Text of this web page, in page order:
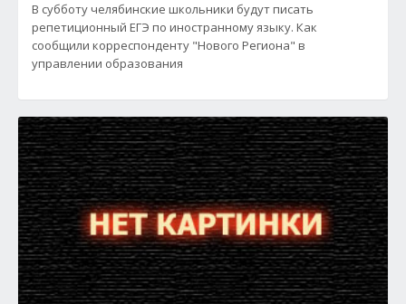
В субботу челябинские школьники будут писать
репетиционный ЕГЭ по иностранному языку. Как
сообщили корреспонденту "Нового Региона" в
управлении образования